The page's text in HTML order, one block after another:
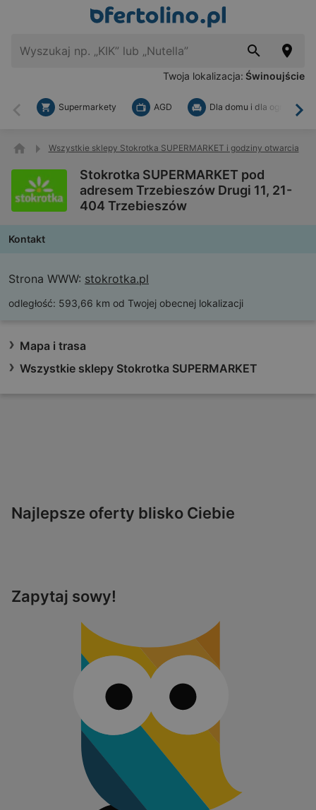
Twoja lokalizacja: Świnoujście
Wstecz
Supermarkety AGD Dla domu i dla ogrodu
Wszystkie sklepy Stokrotka SUPERMARKET i godziny otwarcia
Stokrotka SUPERMARKET pod
adresem Trzebieszów Drugi 11, 21-
404 Trzebieszów
Kontakt
Strona WWW: stokrotka.pl
odległość: 593,66 km od Twojej obecnej lokalizacji
Mapa i trasa
Wszystkie sklepy Stokrotka SUPERMARKET
Najlepsze oferty blisko Ciebie
Zapytaj sowy!